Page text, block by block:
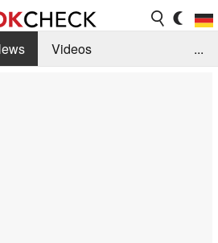
Videos
...